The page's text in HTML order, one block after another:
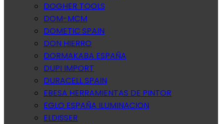
DOGHER TOOLS
DOM-MCM
DOMETIC SPAIN
DON HIERRO
DORMAKABA ESPAÑA
DUPI IMPORT
DURACELL SPAIN
EBESA HERRAMIENTAS DE PINTOR
EGLO ESPAÑA ILUMINACION
ELDISSER